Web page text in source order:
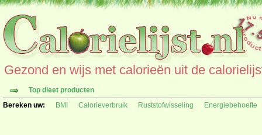
Gezond en wijs met calorieën uit de
Top dieet producten
Bereken uw:
BMI Calorieverbruik Ruststofwisseling Energiebehoefte